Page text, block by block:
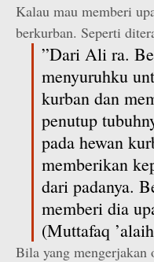
Kalau mau memberi
berkurban. Seperti
”Dari Ali ra.
menyuruhku
kurban dan
penutup
pada hewan
memberikan
dari padanya.
memberi dia
(Muttafaq
Bila yang